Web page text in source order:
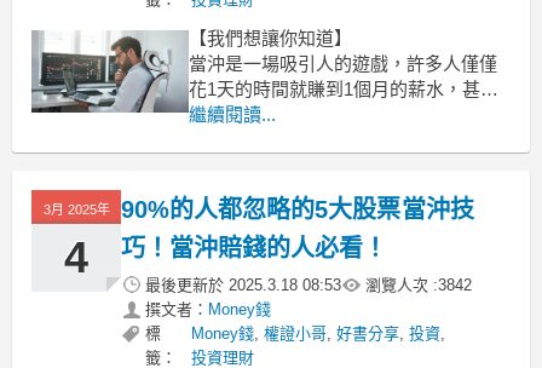
【我們想讓你知道】
當沖是一場吸引人的遊戲，許多人僅僅
花1天的時間就賺到1個月的薪水，甚至
做到買車、買房、提早退休財務自由，
這篇文章專為當沖新手的你所寫，節錄
短線交易大神：權證小哥新書《權證小
哥短線終極戰法：4大策略 ✖ 6
繼續閱讀...
3月 2025年
4
90%的人都忽略的5大股票當沖技
巧！當沖賠錢的人必看！
最後更新於 2025.3.18 08:53 瀏覽人次 :3842
撰文者： Money錢
標
籤：
Money錢,權證小哥,好書分享,投資,
投資理財